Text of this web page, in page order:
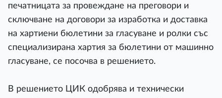
печатницата за провеждане на преговори и
сключване на договори за изработка и доставка
на хартиени бюлетини за гласуване и ролки със
специализирана хартия за бюлетини от машинно
гласуване, се посочва в решението.
В решението ЦИК одобрява и технически